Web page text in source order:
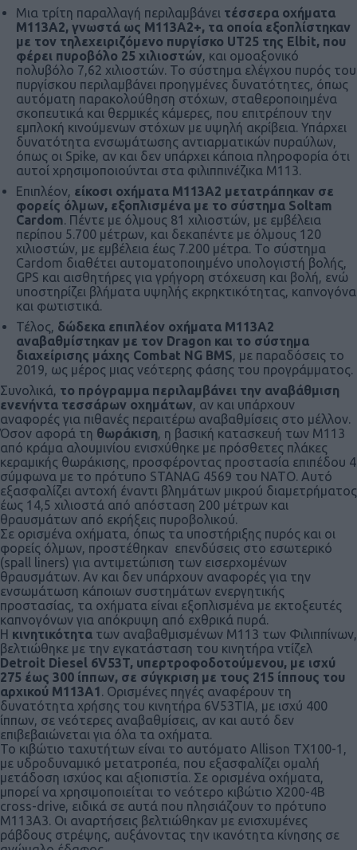
Μια τρίτη παραλλαγή περιλαμβάνει τέσσερα οχήματα
Μ113Α2, γνωστά ως M113A2+, τα οποία εξοπλίστηκαν
με τον τηλεχειριζόμενο πυργίσκο UT25 της Elbit, που
φέρει πυροβόλο 25 χιλιοστών, και ομοαξονικό
πολυβόλο 7,62 χιλιοστών. Το σύστημα ελέγχου πυρός του
πυργίσκου περιλαμβάνει προηγμένες δυνατότητες, όπως
αυτόματη παρακολούθηση στόχων, σταθεροποιημένα
σκοπευτικά και θερμικές κάμερες, που επιτρέπουν την
εμπλοκή κινούμενων στόχων με υψηλή ακρίβεια. Υπάρχει
δυνατότητα ενσωμάτωσης αντιαρματικών πυραύλων,
όπως οι Spike, αν και δεν υπάρχει κάποια πληροφορία ότι
αυτοί χρησιμοποιούνται στα φιλιππινέζικα Μ113.
Επιπλέον, είκοσι οχήματα Μ113Α2 μετατράπηκαν σε
φορείς όλμων, εξοπλισμένα με το σύστημα Soltam
Cardom. Πέντε με όλμους 81 χιλιοστών, με εμβέλεια
περίπου 5.700 μέτρων, και δεκαπέντε με όλμους 120
χιλιοστών, με εμβέλεια έως 7.200 μέτρα. Το σύστημα
Cardom διαθέτει αυτοματοποιημένο υπολογιστή βολής,
GPS και αισθητήρες για γρήγορη στόχευση και βολή, ενώ
υποστηρίζει βλήματα υψηλής εκρηκτικότητας, καπνογόνα
και φωτιστικά.
Τέλος, δώδεκα επιπλέον οχήματα Μ113Α2
αναβαθμίστηκαν με τον Dragon και το σύστημα
διαχείρισης μάχης Combat NG BMS, με παραδόσεις το
2019, ως μέρος μιας νεότερης φάσης του προγράμματος.
Συνολικά, το πρόγραμμα περιλαμβάνει την αναβάθμιση
ενενήντα τεσσάρων οχημάτων, αν και υπάρχουν
αναφορές για πιθανές περαιτέρω αναβαθμίσεις στο μέλλον.
Όσον αφορά τη θωράκιση, η βασική κατασκευή των Μ113
από κράμα αλουμινίου ενισχύθηκε με πρόσθετες πλάκες
κεραμικής θωράκισης, προσφέροντας προστασία επιπέδου 4
σύμφωνα με το πρότυπο STANAG 4569 του ΝΑΤΟ. Αυτό
εξασφαλίζει αντοχή έναντι βλημάτων μικρού διαμετρήματος
έως 14,5 χιλιοστά από απόσταση 200 μέτρων και
θραυσμάτων από εκρήξεις πυροβολικού.
Σε ορισμένα οχήματα, όπως τα υποστήριξης πυρός και οι
φορείς όλμων, προστέθηκαν επενδύσεις στο εσωτερικό
(spall liners) για αντιμετώπιση των εισερχομένων
θραυσμάτων. Αν και δεν υπάρχουν αναφορές για την
ενσωμάτωση κάποιων συστημάτων ενεργητικής
προστασίας, τα οχήματα είναι εξοπλισμένα με εκτοξευτές
καπνογόνων για απόκρυψη από εχθρικά πυρά.
Η κινητικότητα των αναβαθμισμένων Μ113 των Φιλιππίνων,
βελτιώθηκε με την εγκατάσταση του κινητήρα ντίζελ
Detroit Diesel 6V53T, υπερτροφοδοτούμενου, με ισχύ
275 έως 300 ίππων, σε σύγκριση με τους 215 ίππους του
αρχικού Μ113Α1. Ορισμένες πηγές αναφέρουν τη
δυνατότητα χρήσης του κινητήρα 6V53TIA, με ισχύ 400
ίππων, σε νεότερες αναβαθμίσεις, αν και αυτό δεν
επιβεβαιώνεται για όλα τα οχήματα.
Το κιβώτιο ταχυτήτων είναι το αυτόματο Allison TX100-1,
με υδροδυναμικό μετατροπέα, που εξασφαλίζει ομαλή
μετάδοση ισχύος και αξιοπιστία. Σε ορισμένα οχήματα,
μπορεί να χρησιμοποιείται το νεότερο κιβώτιο X200-4B
cross-drive, ειδικά σε αυτά που πλησιάζουν το πρότυπο
Μ113Α3. Οι αναρτήσεις βελτιώθηκαν με ενισχυμένες
ράβδους στρέψης, αυξάνοντας την ικανότητα κίνησης σε